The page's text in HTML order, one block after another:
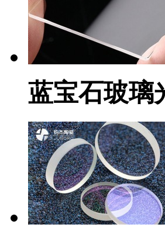
蓝宝石玻璃